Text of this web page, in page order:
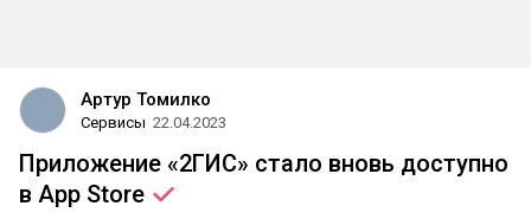
Артур Томилко
Сервисы 22.04.2023
Приложение «2ГИС» стало вновь доступно
в App Store